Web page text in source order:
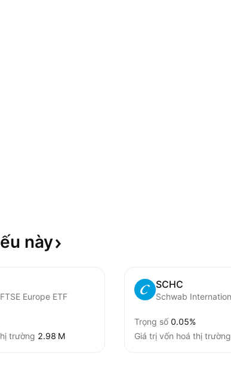
này
Europe ETF
trường ‪2.98 M‬
SCHC
Trọng số 0.05%
Giá trị vốn hoá thị trường